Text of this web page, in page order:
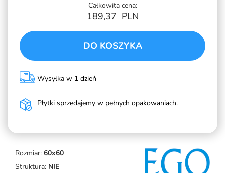
Rozmiar: 60x60
Struktura: NIE
Całkowita cena:
189,37 PLN
DO KOSZYKA
Wysyłka w 1 dzień
Płytki sprzedajemy w pełnych opakowaniach.